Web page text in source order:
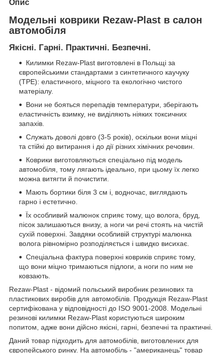
Опис
Модельні коврики Rezaw-Plast в салон
автомобіля
Якісні. Гарні. Практичні. Безпечні.
Килимки Rezaw-Plast виготовлені в Польщі за
європейськими стандартами з синтетичного каучуку
(ТРЕ): еластичного, міцного та екологічно чистого
матеріалу.
Вони не бояться перепадів температури, зберігають
еластичність взимку, не виділяють ніяких токсичних
запахів.
Служать доволі довго (3-5 років), оскільки вони міцні
та стійкі до витирання і до дії різних хімічних речовин.
Коврики виготовляються спеціально під модель
автомобіля, тому лягають ідеально, при цьому їх легко
можна витягти й почистити.
Мають бортики біля 3 см і, водночас, виглядають
гарно і естетично.
Їх особливий малюнок сприяє тому, що волога, бруд,
пісок залишаються внизу, а ноги чи речі стоять на чистій
сухій поверхні. Завдяки особливій структурі малюнка
волога рівномірно розподіляється і швидко висихає.
Спеціальна фактура поверхні ковриків сприяє тому,
що вони міцно тримаються підлоги, а ноги по ним не
ковзають.
Rezaw-Plast - відомий польський виробник резинових та
пластикових виробів для автомобілів. Продукція Rezaw-Plast
сертифікована у відповідності до ISO 9001-2008. Модельні
резинові килимки Rezaw-Plast користуються широким
попитом, адже вони дійсно якісні, гарні, безпечні та практичні.
Даний товар підходить для автомобілів, виготовлених для
європейського ринку. На автомобіль - "американець" товар